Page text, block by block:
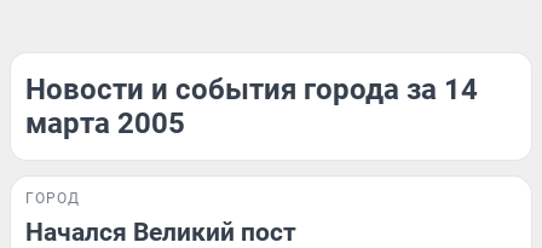
Новости и события города за 14
марта 2005
ГОРОД
Начался Великий пост